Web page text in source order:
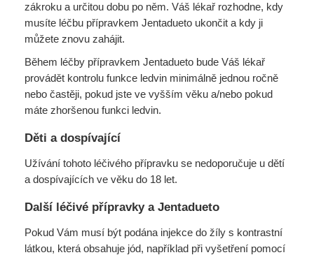
zákroku a určitou dobu po něm. Váš lékař rozhodne, kdy
musíte léčbu přípravkem Jentadueto ukončit a kdy ji
můžete znovu zahájit.
Během léčby přípravkem Jentadueto bude Váš lékař
provádět kontrolu funkce ledvin minimálně jednou ročně
nebo častěji, pokud jste ve vyšším věku a/nebo pokud
máte zhoršenou funkci ledvin.
Děti a dospívající
Užívání tohoto léčivého přípravku se nedoporučuje u dětí
a dospívajících ve věku do 18 let.
Další léčivé přípravky a Jentadueto
Pokud Vám musí být podána injekce do žíly s kontrastní
látkou, která obsahuje jód, například při vyšetření pomocí